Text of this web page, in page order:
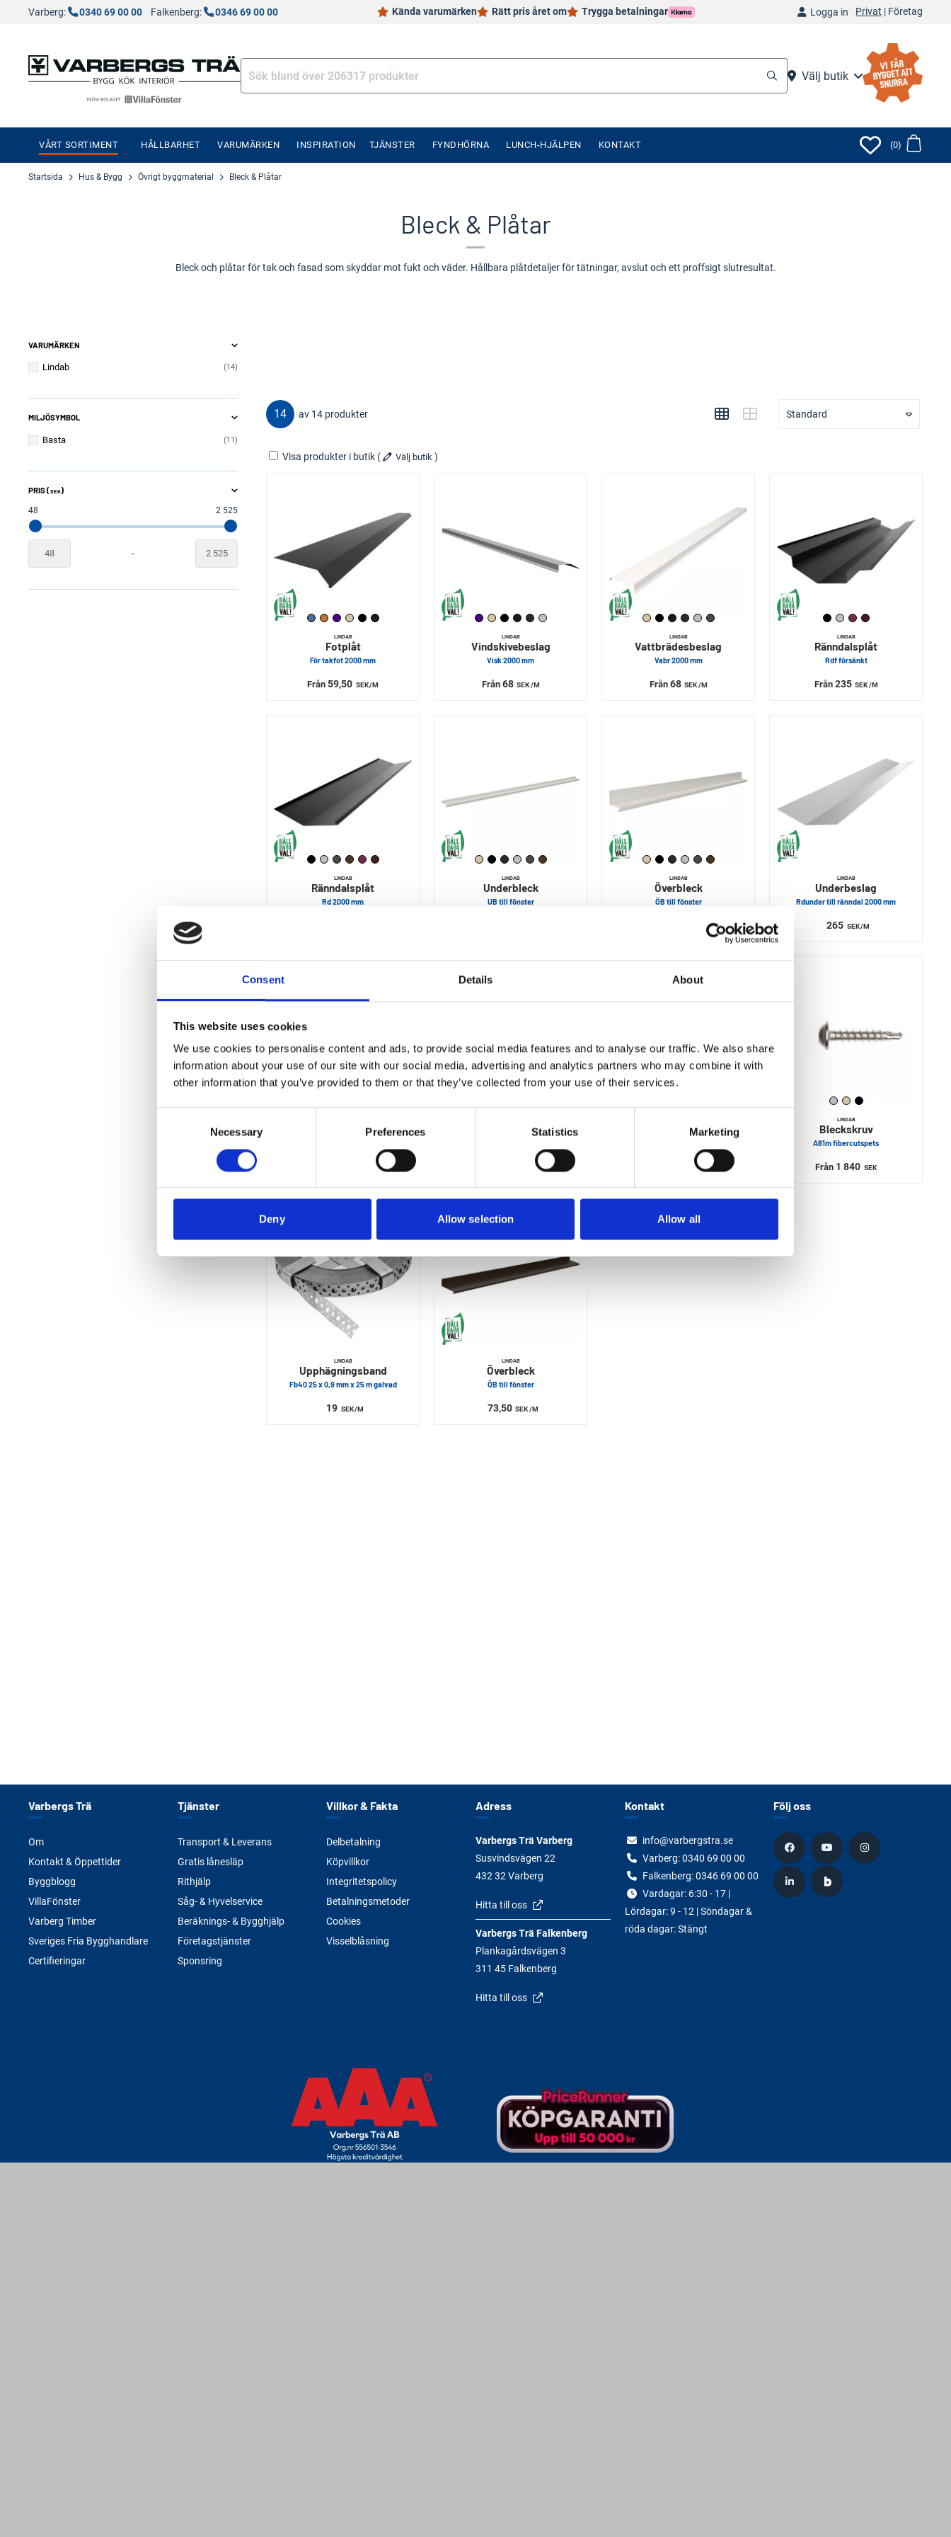
Consent Details About
This website uses cookies
We use cookies to personalise content and ads, to provide social media features and to analyse our traffic. We also share
information about your use of our site with our social media, advertising and analytics partners who may combine it with
other information that you’ve provided to them or that they’ve collected from your use of their services.
Necessary Preferences Statistics Marketing
Deny Allow selection Allow all
Varberg: 0340 69 00 00 Falkenberg: 0346 69 00 00 Kända varumärken Rätt pris året om Trygga betalningar Logga in Privat | Företag
Välj butik
VÅRT SORTIMENT HÅLLBARHET VARUMÄRKEN INSPIRATION TJÄNSTER FYNDHÖRNA LUNCH-HJÄLPEN KONTAKT (0)
Startsida Hus & Bygg Övrigt byggmaterial Bleck & Plåtar
Bleck & Plåtar
Bleck och plåtar för tak och fasad som skyddar mot fukt och väder. Hållbara plåtdetaljer för tätningar, avslut och ett proffsigt slutresultat.
VARUMÄRKEN
14
Lindab
MILJÖSYMBOL
11
Basta
PRIS ( SEK)
48 2 525
-
14 av 14 produkter Standard
Visa produkter i butik ( Välj butik )
LINDAB
Fotplåt
För takfot 2000 mm
Från 59,50 SEK/M
LINDAB
Vindskivebeslag
Visk 2000 mm
Från 68 SEK/M
LINDAB
Vattbrädesbeslag
Vabr 2000 mm
Från 68 SEK/M
LINDAB
Ränndalsplåt
Rdf försänkt
Från 235 SEK/M
LINDAB
Ränndalsplåt
Rd 2000 mm
LINDAB
Underbleck
UB till fönster
LINDAB
Överbleck
ÖB till fönster
/M
LINDAB
Underbeslag
Rdunder till ränndal 2000 mm
265 SEK/M
Tröskelbleck
/M
Ränndalsavslut
SEK/M
Beslagsskruv
SEK
LINDAB
Bleckskruv
A81m fibercutspets
Från 1 840 SEK
LINDAB
Upphägningsband
Fb40 25 x 0,9 mm x 25 m galvad
19 SEK/M
LINDAB
Överbleck
ÖB till fönster
73,50 SEK/M
Varbergs Trä
Om
Kontakt & Öppettider
Byggblogg
VillaFönster
Varberg Timber
Sveriges Fria Bygghandlare
Certifieringar
Tjänster
Transport & Leverans
Gratis lånesläp
Rithjälp
Såg- & Hyvelservice
Beräknings- & Bygghjälp
Företagstjänster
Sponsring
Villkor & Fakta
Delbetalning
Köpvillkor
Integritetspolicy
Betalningsmetoder
Cookies
Visselblåsning
Adress
Varbergs Trä Varberg
Susvindsvägen 22
432 32 Varberg
Hitta till oss
Varbergs Trä Falkenberg
Plankagårdsvägen 3
311 45 Falkenberg
Hitta till oss
Kontakt
info@varbergstra.se
Varberg:0340 69 00 00
Falkenberg:0346 69 00 00
Vardagar: 6:30 - 17 |
Lördagar: 9 - 12 | Söndagar &
röda dagar: Stängt
Följ oss